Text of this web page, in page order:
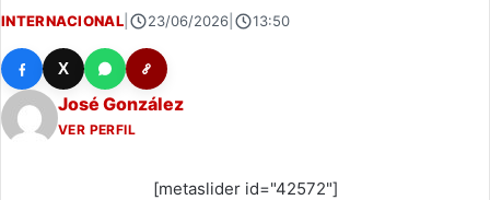
INTERNACIONAL| 23/06/2026| 13:50
X
José González
VER PERFIL
[metaslider id="42572"]